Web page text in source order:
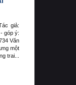
giả:
góp ý:
Văn
một
trai...